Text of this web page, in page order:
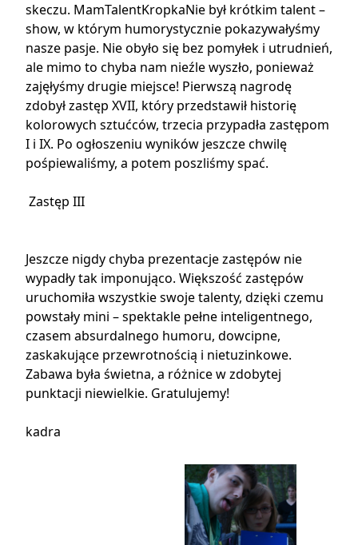
skeczu. MamTalentKropkaNie był krótkim talent –
show, w którym humorystycznie pokazywałyśmy
nasze pasje. Nie obyło się bez pomyłek i utrudnień,
ale mimo to chyba nam nieźle wyszło, ponieważ
zajęłyśmy drugie miejsce! Pierwszą nagrodę
zdobył zastęp XVII, który przedstawił historię
kolorowych sztućców, trzecia przypadła zastępom
I i IX. Po ogłoszeniu wyników jeszcze chwilę
pośpiewaliśmy, a potem poszliśmy spać.
Zastęp III
Jeszcze nigdy chyba prezentacje zastępów nie
wypadły tak imponująco. Większość zastępów
uruchomiła wszystkie swoje talenty, dzięki czemu
powstały mini – spektakle pełne inteligentnego,
czasem absurdalnego humoru, dowcipne,
zaskakujące przewrotnością i nietuzinkowe.
Zabawa była świetna, a różnice w zdobytej
punktacji niewielkie. Gratulujemy!
kadra